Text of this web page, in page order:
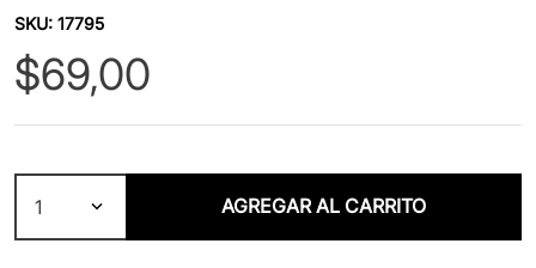
SKU:17795
$69,00
1 AGREGAR AL CARRITO